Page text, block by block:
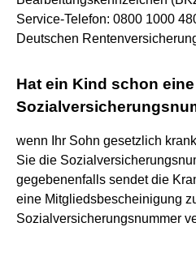
Service-Telefon: 0800 1000
Deutschen
Hat ein Kind schon eine
wenn Ihr Sohn gesetzlich
Sie die
gegebenenfalls sendet die
eine Mitgliedsbescheinigung
Sozialversicherungsnummer